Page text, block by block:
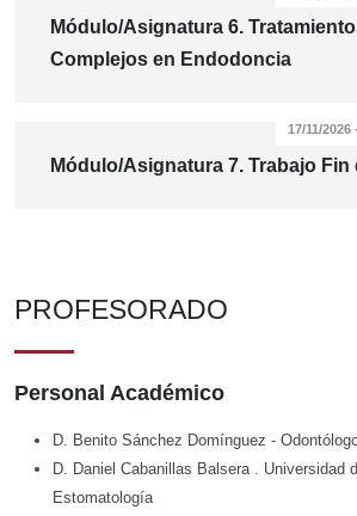
Módulo/Asignatura 6.
Complejos en Endodoncia
Módulo/Asignatura 7. Trabajo Fin
17/11/2026
PROFESORADO
Personal Académico
D. Benito Sánchez Domínguez -
D. Daniel Cabanillas Balsera . Universidad
Estomatología